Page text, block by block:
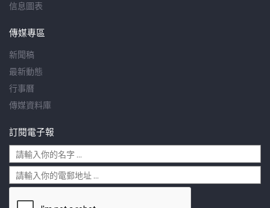
信息圖表
傳媒專區
新聞稿
最新動態
行事曆
傳媒資料庫
訂閱電子報